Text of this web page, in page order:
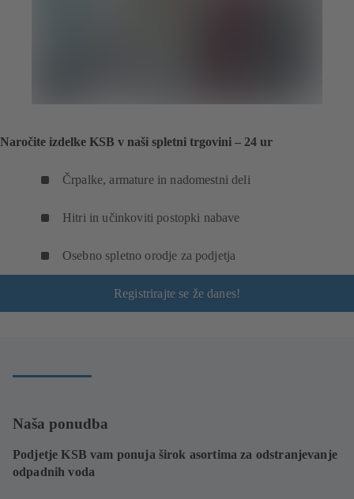
Naročite izdelke KSB v naši spletni trgovini – 24 ur
Črpalke, armature in nadomestni deli
Hitri in učinkoviti postopki nabave
Osebno spletno orodje za podjetja
Registrirajte se že danes!
Naša ponudba
Podjetje KSB vam ponuja širok asortima za odstranjevanje
odpadnih voda